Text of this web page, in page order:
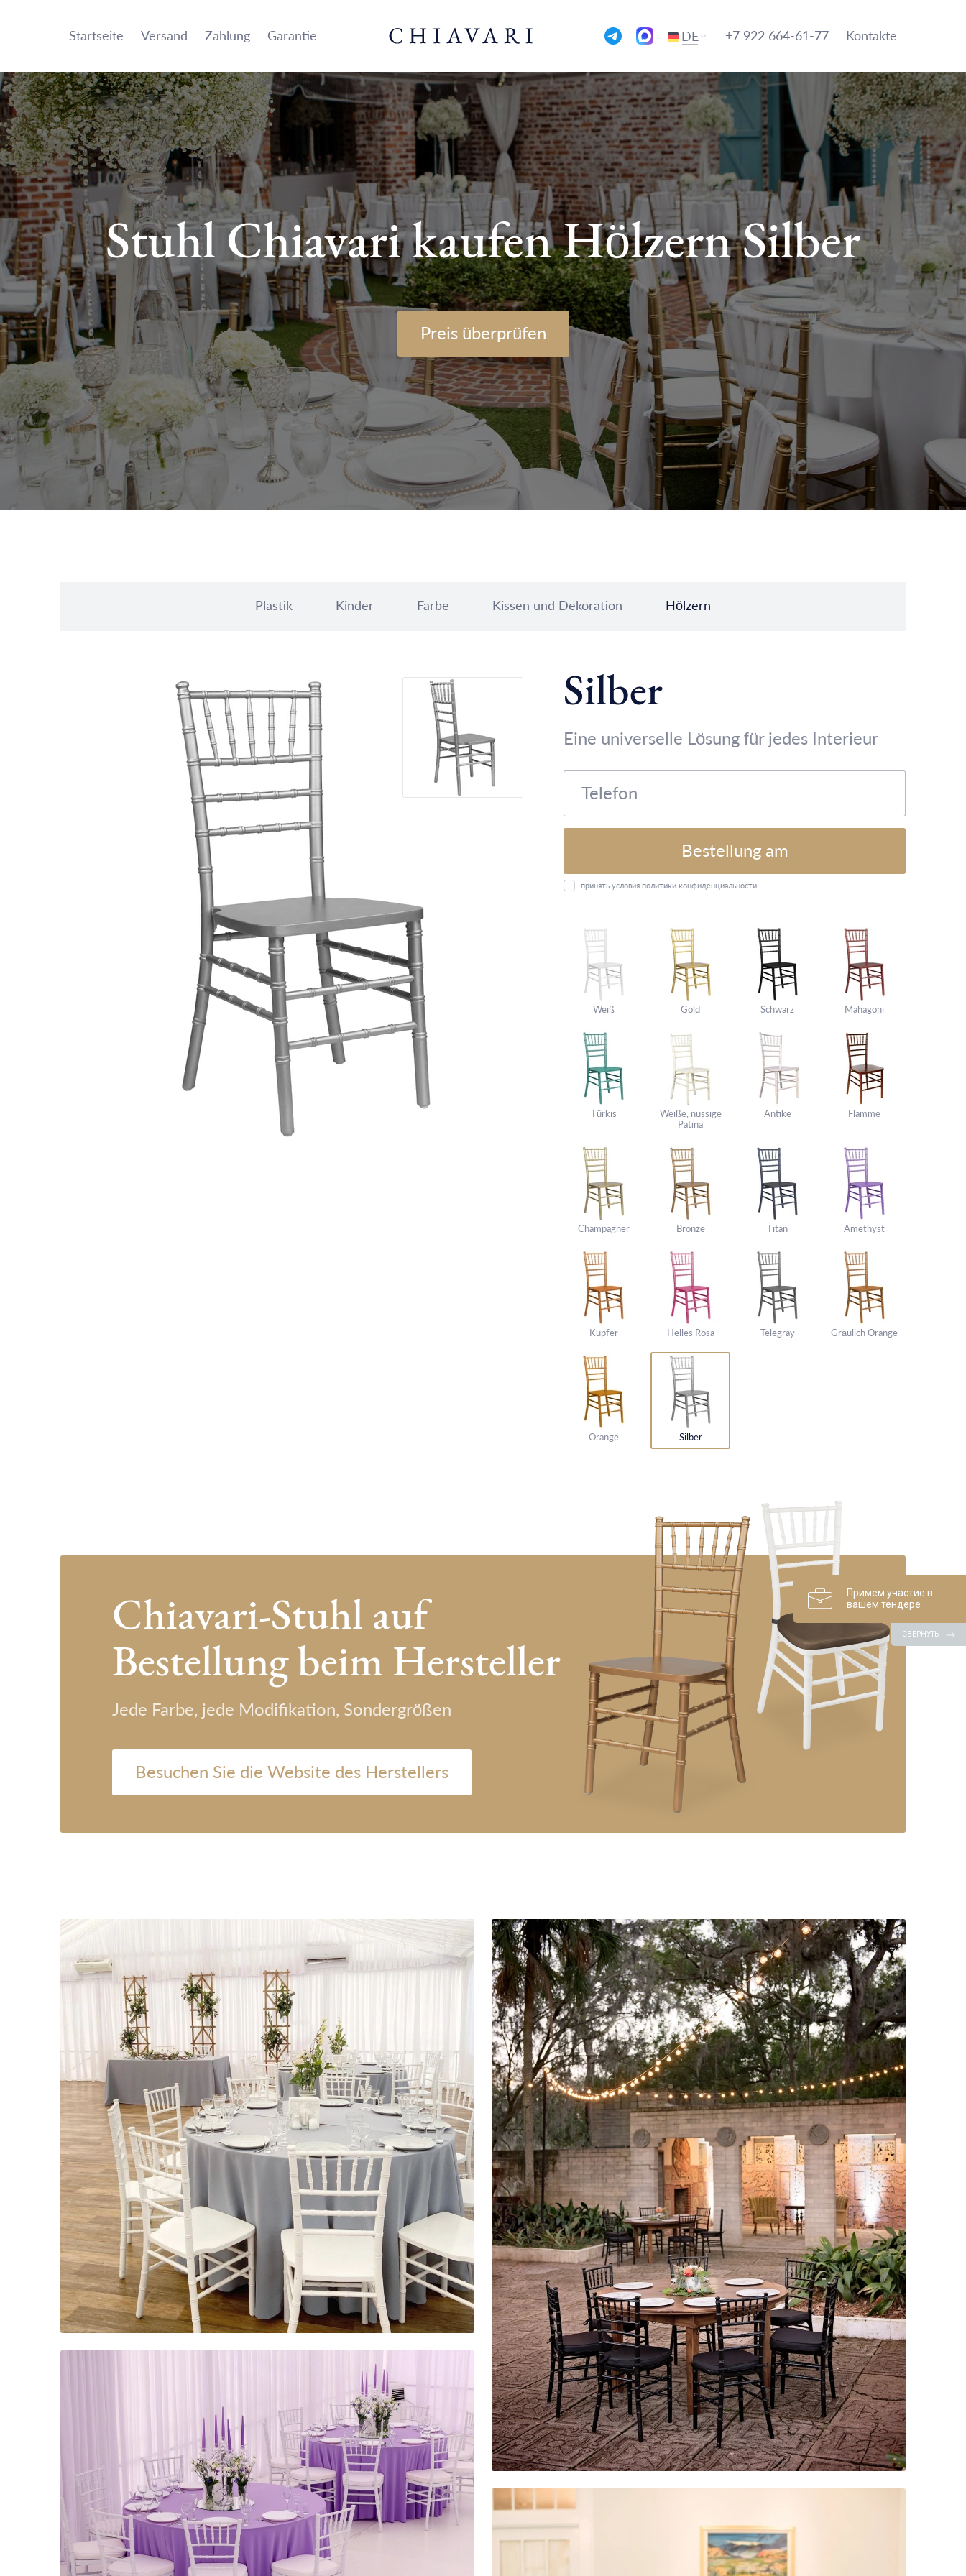
Startseite Versand Zahlung Garantie DE +7 922 664-61-77 Kontakte
Stuhl Chiavari kaufen Hölzern Silber
Preis überprüfen
Plastik Kinder Farbe Kissen und Dekoration Hölzern
Silber
Eine universelle Lösung für jedes Interieur
Weiß Gold Schwarz Mahagoni
Türkis Weiße, nussige
Patina
Antike Flamme
Champagner Bronze Titan Amethyst
Kupfer Helles Rosa Telegray Gräulich Orange
Orange Silber
Bestellung am
принять условия политики конфиденциальности
Chiavari-Stuhl auf
Bestellung beim Hersteller
Jede Farbe, jede Modifikation, Sondergrößen
Besuchen Sie die Website des Herstellers
Примем участие в
вашем тендере
СВЕРНУТЬ